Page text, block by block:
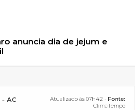
anuncia dia de jejum e
AC Atualizado às 07h42 - Fonte:
ClimaTempo